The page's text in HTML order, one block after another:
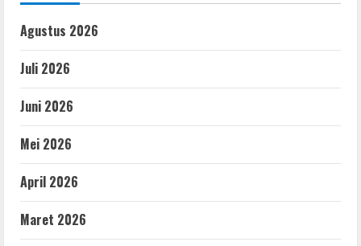
Agustus 2026
Juli 2026
Juni 2026
Mei 2026
April 2026
Maret 2026